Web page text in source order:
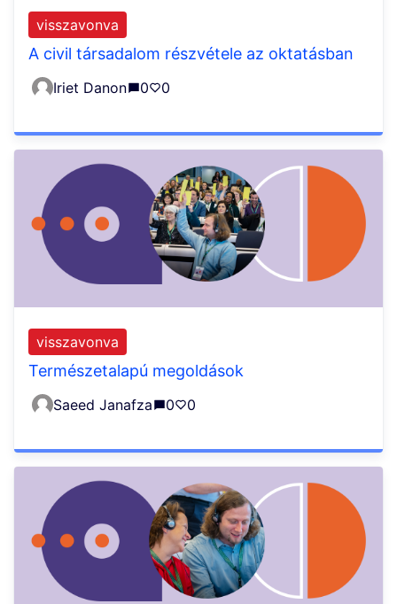
A civil társadalom részvétele az oktatásban
visszavonva
Iriet Danon 0 0
Természetalapú megoldások
visszavonva
Saeed Janafza 0 0